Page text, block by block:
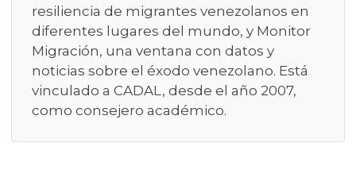
resiliencia de migrantes venezolanos en
diferentes lugares del mundo, y Monitor
Migración, una ventana con datos y
noticias sobre el éxodo venezolano. Está
vinculado a CADAL, desde el año 2007,
como consejero académico.